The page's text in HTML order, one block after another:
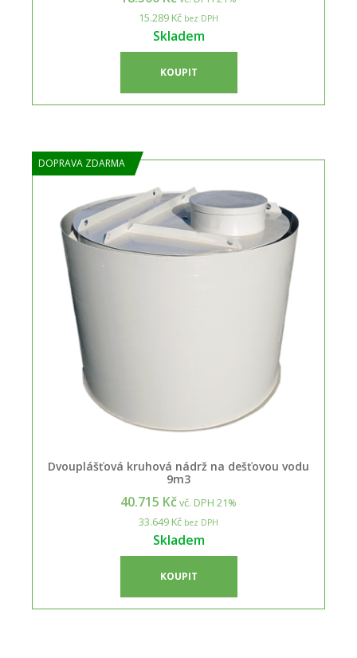
15.289 Kč bez DPH
Skladem
KOUPIT
DOPRAVA ZDARMA
Dvouplášťová kruhová nádrž na dešťovou vodu
9m3
40.715 Kčvč. DPH 21%
33.649 Kč bez DPH
Skladem
KOUPIT